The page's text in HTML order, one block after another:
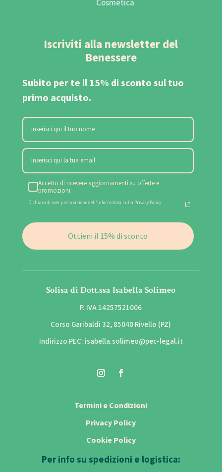
Cosmetica
Iscriviti alla newsletter del
Benessere
Subito per te il 15% di sconto sul tuo
primo acquisto.
Accetto di ricevere aggiornamenti su offerte e
promozioni.
Dichiaro di aver preso visione dell'informativa sulla Privacy Policy
Ottieni il 15% di sconto
Solisa di Dott.ssa Isabella Solimeo
P. IVA 14257521006
Corso Garibaldi 32, 85040 Rivello (PZ)
Indirizzo PEC: isabella.solimeo@pec-legal.it
Termini e Condizioni
Privacy Policy
Cookie Policy
Per info su spedizioni e logistica: